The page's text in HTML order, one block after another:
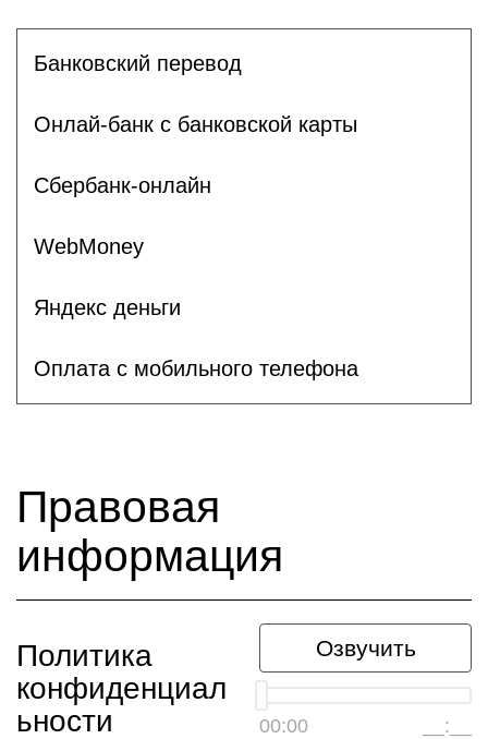
Банковский перевод
Онлай-банк с банковской карты
Сбербанк-онлайн
WebMoney
Яндекс деньги
Оплата с мобильного телефона
Правовая
информация
Озвучить
00:00 __:__
Политика
конфиденциал
ьности